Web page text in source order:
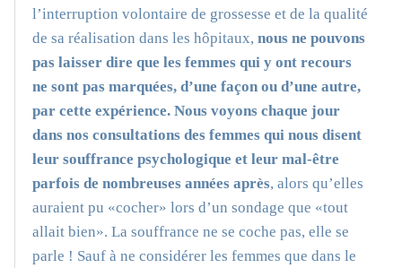
l’interruption volontaire de grossesse et de la qualité
de sa réalisation dans les hôpitaux,nous ne pouvons
pas laisser dire que les femmes qui y ont recours
ne sont pas marquées, d’une façon ou d’une autre,
par cette expérience. Nous voyons chaque jour
dans nos consultations des femmes qui nous disent
leur souffrance psychologique et leur mal-être
parfois de nombreuses années après, alors qu’elles
auraient pu «cocher» lors d’un sondage que «tout
allait bien». La souffrance ne se coche pas, elle se
parle ! Sauf à ne considérer les femmes que dans le